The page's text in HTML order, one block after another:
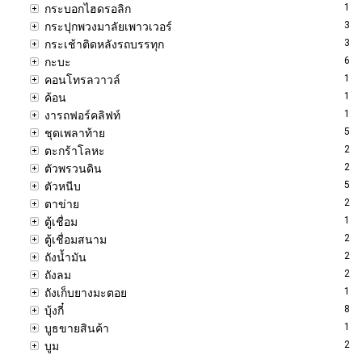
กระบอกไฮดรอลิก 1
กระปุกพวงมาลัยเพาวเวอร์ 3
กระเช้าติดหลังรถบรรทุก 3
กะบะ 6
คอนโทรลวาวล์ 1
ค้อน 1
งารถฟอร์คลิฟท์ 1
ชุดเพลาท้าย 5
ตะกร้าโลหะ 2
ตัวพรวนดิน 2
ตัวหนีบ 5
ตาข่าย 2
ตู้เชื่อม 1
ตู้เชื่อมสนาม 2
ถังน้ำมัน 2
ถังลม 2
ถังเก็บยางมะตอย 1
บุ้งกี๋ 8
บูธขายสินค้า 1
บูม 2